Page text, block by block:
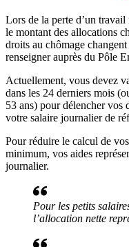
Lors de la perte d’un
le montant des allocations
droits au chômage
renseigner auprès du Pôle
Actuellement, vous devez
dans les 24 derniers mois
53 ans) pour délencher
votre salaire journalier de
Pour réduire le calcul de
minimum, vos aides
journalier.
Pour les petits
l’allocation nette